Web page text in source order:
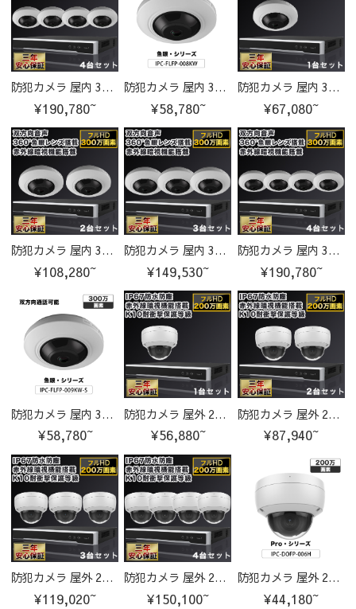
防犯カメラ 屋内 300万画素 魚眼レンズ 水平視野180°垂直視野 180°IPカメラ 4台セット
¥190,780~
防犯カメラ 屋内 300万画素 魚眼レンズ 水平視野180°垂直視野 180° IPC-FLFP-008KW-cam
¥58,780~
防犯カメラ 屋内 300万画素 魚眼レンズ 水平視野180°、垂直視野180°IPカメラ 1台セット
¥67,080~
防犯カメラ 屋内 300万画素 魚眼レンズ 水平視野180°、垂直視野180°IPカメラ 2台セット
¥108,280~
防犯カメラ 屋内 300万画素 魚眼レンズ 水平視野180°、垂直視野180°IPカメラ 3台セット
¥149,530~
防犯カメラ 屋内 300万画素 魚眼レンズ 水平視野180°、垂直視野180°IPカメラ 4台セット
¥190,780~
防犯カメラ 屋内 300万画素 魚眼レンズ 水平視野180°、垂直視野180° IPC-FLFP-009KW-S-cam
¥58,780~
防犯カメラ 屋外 200万画素 光学レンズ搭載 IP67防塵防水 IPカメラ 1台セット
¥56,880~
防犯カメラ 屋外 200万画素 光学レンズ搭載 IP67防塵防水 IPカメラ 2台セット
¥87,940~
防犯カメラ 屋外 200万画素 光学レンズ搭載 IP67防塵防水 IPカメラ 3台セット
¥119,020~
防犯カメラ 屋外 200万画素 光学レンズ搭載 IP67防塵防水 IPカメラ 4台セット
¥150,100~
防犯カメラ 屋外 200万画素 光学レンズ搭載 IP67防塵防水 IPカメラ IPC-DOFP-006H-cam
¥44,180~